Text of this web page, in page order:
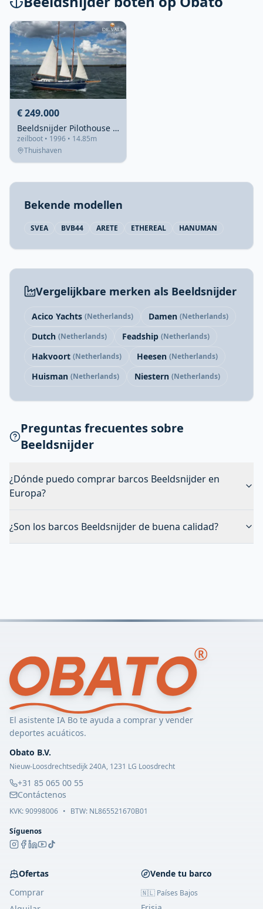
€ 249.000
Beeldsnijder Pilothouse Schooner 50
zeilboot • 1996 • 14.85m
Thuishaven
Bekende modellen
SVEA BVB44 ARETE ETHEREAL HANUMAN
Vergelijkbare merken als Beeldsnijder
Acico Yachts (Netherlands) Damen (Netherlands)
Dutch (Netherlands) Feadship (Netherlands)
Hakvoort (Netherlands) Heesen (Netherlands)
Huisman (Netherlands) Niestern (Netherlands)
Preguntas frecuentes sobre
Beeldsnijder
¿Dónde puedo comprar barcos Beeldsnijder en
Europa?
¿Son los barcos Beeldsnijder de buena calidad?
El asistente IA Bo te ayuda a comprar y vender
deportes acuáticos.
Obato B.V.
Nieuw-Loosdrechtsedijk 240A, 1231 LG Loosdrecht
+31 85 065 00 55
Contáctenos
KVK:90998006 • BTW: NL865521670B01
Síguenos
Ofertas
Comprar
Vende tu barco
🇳🇱 Países Bajos